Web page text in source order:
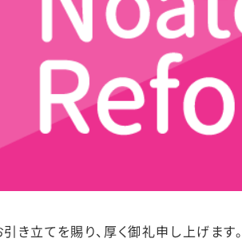
き立てを賜り、厚く御礼申し上げます。